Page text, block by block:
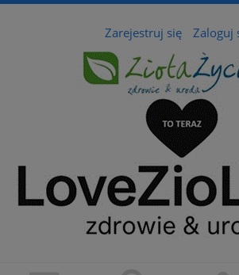
Zarejestruj się Zaloguj